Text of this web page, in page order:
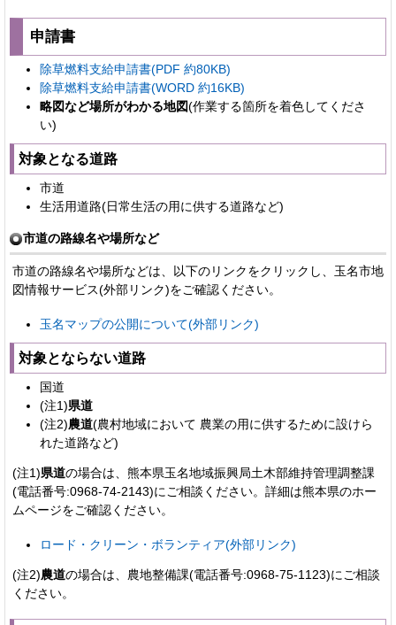
申請書
除草燃料支給申請書(PDF 約80KB)
除草燃料支給申請書(WORD 約16KB)
略図など場所がわかる地図(作業する箇所を着色してくださ
い)
対象となる道路
市道
生活用道路(日常生活の用に供する道路など)
市道の路線名や場所など
市道の路線名や場所などは、以下のリンクをクリックし、玉名市地
図情報サービス(外部リンク)をご確認ください。
玉名マップの公開について(外部リンク)
対象とならない道路
国道
(注1)県道
(注2)農道(農村地域において 農業の用に供するために設けら
れた道路など)
(注1)県道の場合は、熊本県玉名地域振興局土木部維持管理調整課
(電話番号:0968-74-2143)にご相談ください。詳細は熊本県のホー
ムページをご確認ください。
ロード・クリーン・ボランティア(外部リンク)
(注2)農道の場合は、農地整備課(電話番号:0968-75-1123)にご相談
ください。